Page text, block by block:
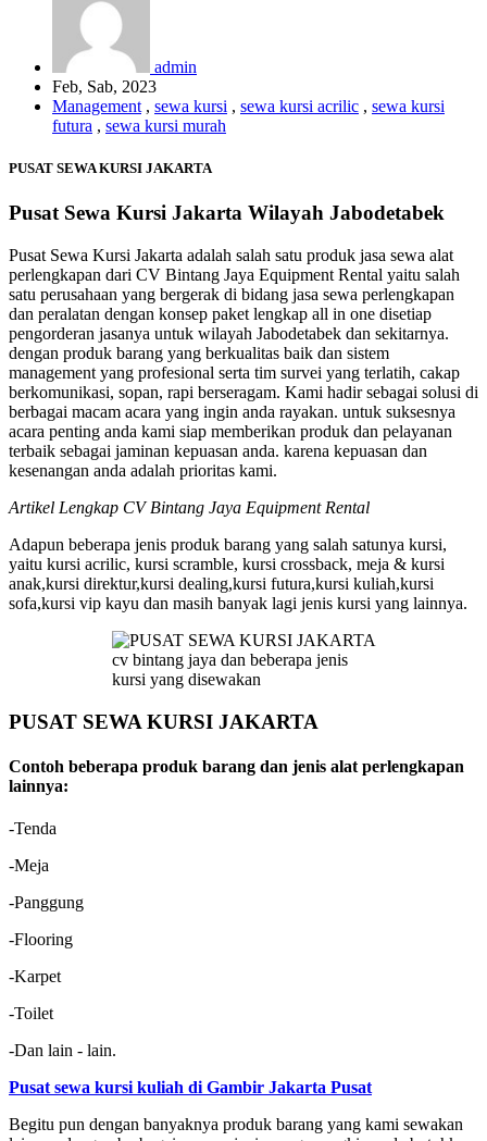
admin
Feb, Sab, 2023
Management , sewa kursi , sewa kursi acrilic , sewa kursi
futura , sewa kursi murah
PUSAT SEWA KURSI JAKARTA
Pusat Sewa Kursi Jakarta Wilayah Jabodetabek
Pusat Sewa Kursi Jakarta adalah salah satu produk jasa sewa alat
perlengkapan dari CV Bintang Jaya Equipment Rental yaitu salah
satu perusahaan yang bergerak di bidang jasa sewa perlengkapan
dan peralatan dengan konsep paket lengkap all in one disetiap
pengorderan jasanya untuk wilayah Jabodetabek dan sekitarnya.
dengan produk barang yang berkualitas baik dan sistem
management yang profesional serta tim survei yang terlatih, cakap
berkomunikasi, sopan, rapi berseragam. Kami hadir sebagai solusi di
berbagai macam acara yang ingin anda rayakan. untuk suksesnya
acara penting anda kami siap memberikan produk dan pelayanan
terbaik sebagai jaminan kepuasan anda. karena kepuasan dan
kesenangan anda adalah prioritas kami.
Artikel Lengkap CV Bintang Jaya Equipment Rental
Adapun beberapa jenis produk barang yang salah satunya kursi,
yaitu kursi acrilic, kursi scramble, kursi crossback, meja & kursi
anak,kursi direktur,kursi dealing,kursi futura,kursi kuliah,kursi
sofa,kursi vip kayu dan masih banyak lagi jenis kursi yang lainnya.
cv bintang jaya dan beberapa jenis
kursi yang disewakan
PUSAT SEWA KURSI JAKARTA
Contoh beberapa produk barang dan jenis alat perlengkapan
lainnya:
-Tenda
-Meja
-Panggung
-Flooring
-Karpet
-Toilet
-Dan lain - lain.
Pusat sewa kursi kuliah di Gambir Jakarta Pusat
Begitu pun dengan banyaknya produk barang yang kami sewakan